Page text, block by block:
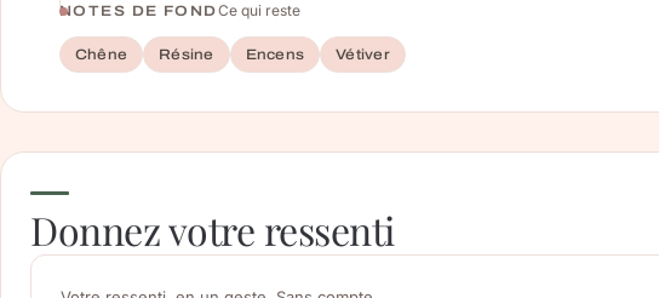
NOTES DE FONDCe qui reste
Chêne Résine Encens Vétiver
Donnez votre ressenti